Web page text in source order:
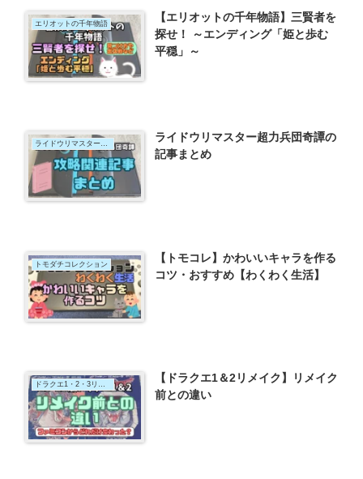
エリオットの千年物語
【エリオットの千年物語】三賢者を
探せ！ ～エンディング「姫と歩む
平穏」～
ライドウリマスター超力兵団奇譚
ライドウリマスター超力兵団奇譚の
記事まとめ
トモダチコレクション
【トモコレ】かわいいキャラを作る
コツ・おすすめ【わくわく生活】
ドラクエ1・2・3リメイク
【ドラクエ1＆2リメイク】リメイク
前との違い